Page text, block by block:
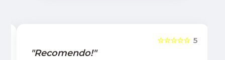
5
☆☆☆☆☆
"Recomendo!"